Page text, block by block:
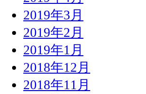
2019年3月
2019年2月
2019年1月
2018年12月
2018年11月